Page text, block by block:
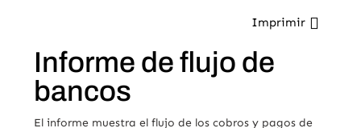
Imprimir
Informe de flujo de
bancos
El informe muestra el flujo de los cobros y pagos de